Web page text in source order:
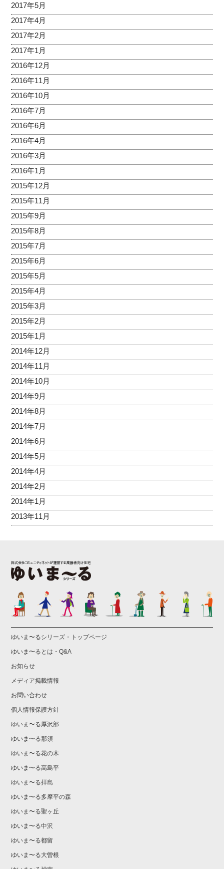
2017年5月
2017年4月
2017年2月
2017年1月
2016年12月
2016年11月
2016年10月
2016年7月
2016年6月
2016年4月
2016年3月
2016年1月
2015年12月
2015年11月
2015年9月
2015年8月
2015年7月
2015年6月
2015年5月
2015年4月
2015年3月
2015年2月
2015年1月
2014年12月
2014年11月
2014年10月
2014年9月
2014年8月
2014年7月
2014年6月
2014年5月
2014年4月
2014年2月
2014年1月
2013年11月
ゆいま〜るシリーズ・トップページ
ゆいま〜るとは・Q&A
お知らせ
メディア掲載情報
お問い合わせ
個人情報保護方針
ゆいま〜る厚沢部
ゆいま〜る那須
ゆいま〜る花の木
ゆいま〜る高島平
ゆいま〜る拝島
ゆいま〜る多摩平の森
ゆいま〜る聖ヶ丘
ゆいま〜る中沢
ゆいま〜る都留
ゆいま〜る大曽根